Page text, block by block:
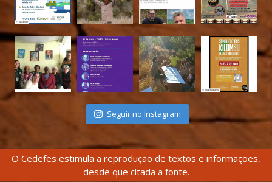
Seguir no Instagram
O Cedefes estimula a reprodução de textos e informações,
desde que citada a fonte.